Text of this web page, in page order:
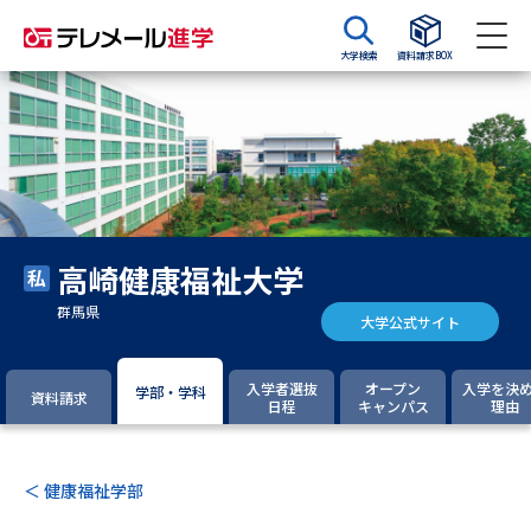
大学検索 資料請求BOX
資料請求
大学・短大の資料種類から請求
大学パンフ 学部・学科パンフ
大学入学共通テスト利用選抜の
過去問題集
高崎健康福祉大学
群馬県 大学公式サイト
資料請求 学部・学科
入学者選抜
日程
オープン
キャンパス
入学を決
理由
＜ 健康福祉学部